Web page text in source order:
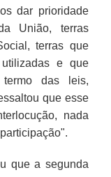
dar prioridade
União, terras
terras que
e que
das leis,
que esse
nada
que a segunda